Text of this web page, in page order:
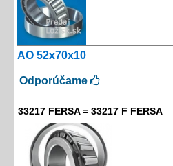
AO 52x70x10
Odporúčame
33217 FERSA = 33217 F FERSA